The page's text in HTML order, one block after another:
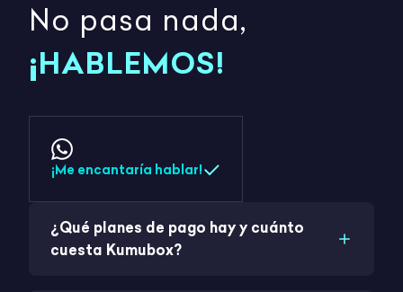
No pasa nada,
¡HABLEMOS!
¡Me encantaría hablar!
¿Qué planes de pago hay y cuánto
cuesta Kumubox?